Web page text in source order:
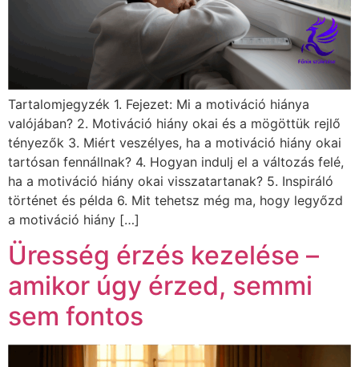
Tartalomjegyzék 1. Fejezet: Mi a motiváció hiánya
valójában? 2. Motiváció hiány okai és a mögöttük rejlő
tényezők 3. Miért veszélyes, ha a motiváció hiány okai
tartósan fennállnak? 4. Hogyan indulj el a változás felé,
ha a motiváció hiány okai visszatartanak? 5. Inspiráló
történet és példa 6. Mit tehetsz még ma, hogy legyőzd
a motiváció hiány […]
Üresség érzés kezelése –
amikor úgy érzed, semmi
sem fontos